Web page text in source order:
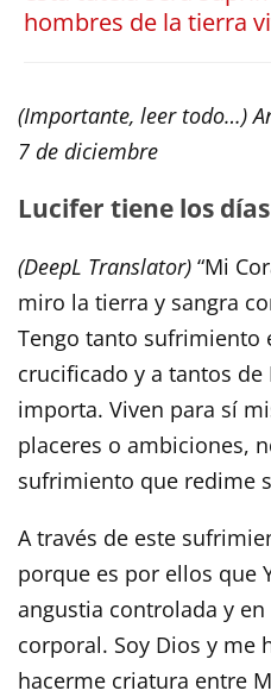
hombres de la tierra
(Importante, leer todo…)
7 de diciembre
Lucifer tiene los
(DeepL Translator) “Mi
miro la tierra y sangra
Tengo tanto sufrimiento
crucificado y a tantos
importa. Viven para sí
placeres o ambiciones,
sufrimiento que redime
A través de este
porque es por ellos que
angustia controlada y
corporal. Soy Dios y me
hacerme criatura entre